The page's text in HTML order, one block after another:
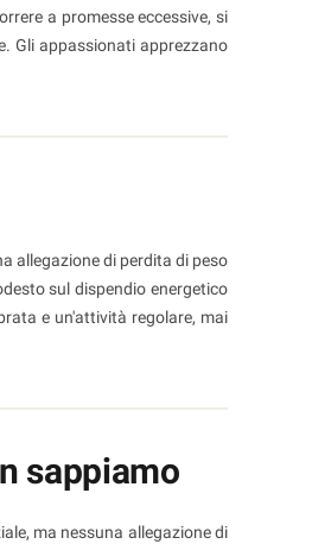
a promesse eccessive, si
Gli appassionati apprezzano
allegazione di perdita di peso
sul dispendio energetico
e un'attività regolare, mai
sappiamo
ma nessuna allegazione di